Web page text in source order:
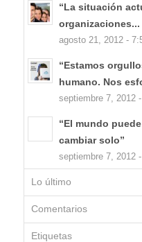
“La situación
organizaciones...
agosto 21, 2012 -
“Estamos
humano. Nos
septiembre 7, 2012
“El mundo
cambiar solo”
septiembre 7, 2012
Lo último
Comentarios
Etiquetas